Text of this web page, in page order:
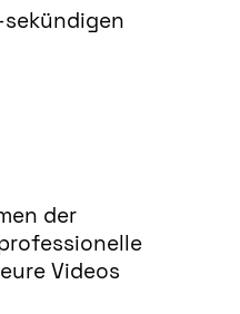
der
Videos